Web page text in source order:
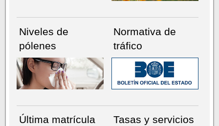
Niveles de
pólenes
Normativa de
tráfico
Última matrícula
Tasas y servicios